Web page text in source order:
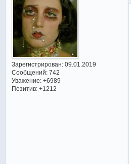
Зарегистрирован: 09.01.2019
Сообщений:742
Уважение: +6989
Позитив: +1212